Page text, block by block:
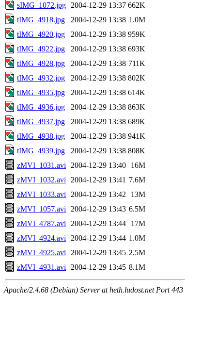
sIMG_1072.jpg
2004-12-29 13:37 662K
tIMG_4918.jpg
2004-12-29 13:38 1.0M
tIMG_4920.jpg
2004-12-29 13:38 959K
tIMG_4922.jpg
2004-12-29 13:38 693K
tIMG_4928.jpg
2004-12-29 13:38 711K
tIMG_4932.jpg
2004-12-29 13:38 802K
tIMG_4935.jpg
2004-12-29 13:38 614K
tIMG_4936.jpg
2004-12-29 13:38 863K
tIMG_4937.jpg
2004-12-29 13:38 689K
tIMG_4938.jpg
2004-12-29 13:38 941K
tIMG_4939.jpg
2004-12-29 13:38 808K
zMVI_1031.avi
2004-12-29 13:40
16M
zMVI_1032.avi
2004-12-29 13:41 7.6M
zMVI_1033.avi
2004-12-29 13:42
13M
zMVI_1057.avi
2004-12-29 13:43 6.5M
zMVI_4787.avi
2004-12-29 13:44
17M
zMVI_4924.avi
2004-12-29 13:44 1.0M
zMVI_4925.avi
2004-12-29 13:45 2.5M
zMVI_4931.avi
2004-12-29 13:45 8.1M
Apache/2.4.68 (Debian) Server at heth.ludost.net Port 443